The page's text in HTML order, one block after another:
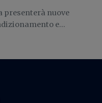
presenterà nuove
e...